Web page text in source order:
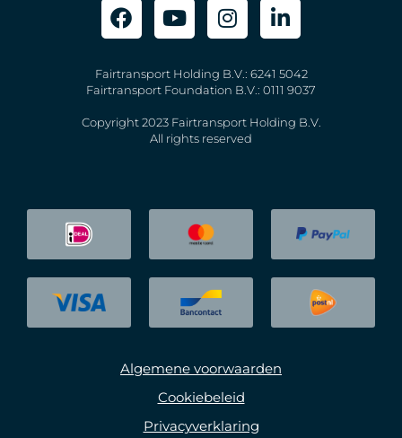
Fairtransport Holding B.V.: 6241 5042
Fairtransport Foundation B.V.: 0111 9037
Copyright 2023 Fairtransport Holding B.V.
All rights reserved
Algemene voorwaarden
Cookiebeleid
Privacyverklaring